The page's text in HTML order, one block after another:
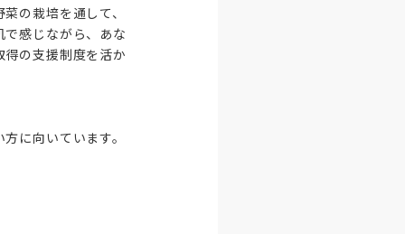
の栽培を通して、
感じながら、あな
の支援制度を活か
に向いています。